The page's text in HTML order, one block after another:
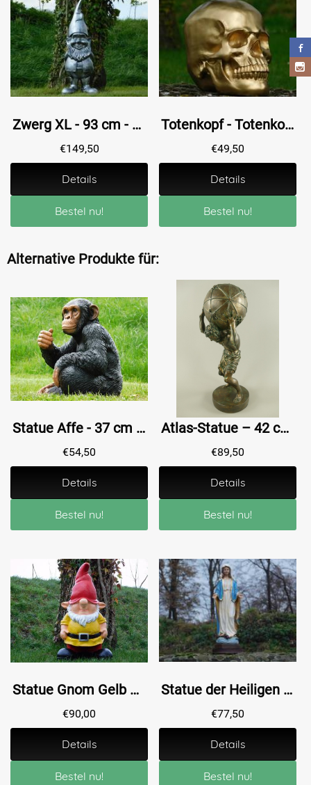
Zwerg XL - 93 cm - Polystone
€149,50
Details
Bestel nu!
Totenkopf - Totenkopf - Polystone - Gold
€49,50
Details
Bestel nu!
Alternative Produkte für:
Statue Affe - 37 cm - Polystone
€54,50
Details
Bestel nu!
Atlas-Statue – 42 cm – Polystone – Dekorative Statue
€89,50
Details
Bestel nu!
Statue Gnom Gelb XL - 75 cm - Polystone
€90,00
Details
Bestel nu!
Statue der Heiligen Maria - Polystone - in Farbe
€77,50
Details
Bestel nu!